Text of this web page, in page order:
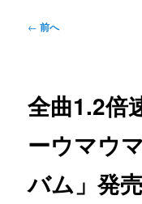
投
ゲ
ー
ョ
← 前へ
全曲1.2倍
ーウマウ
バム」発売